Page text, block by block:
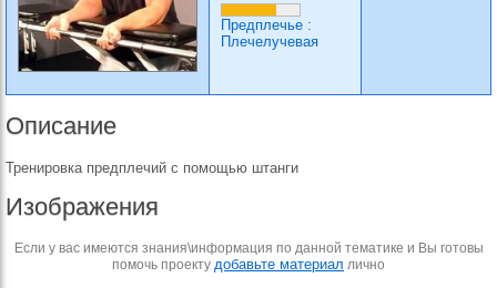
Предплечье :
Плечелучевая
Описание
Тренировка предплечий с помощью штанги
Изображения
Если у вас имеются знания\информация по данной тематике и Вы готовы
помочь проекту добавьте материал лично